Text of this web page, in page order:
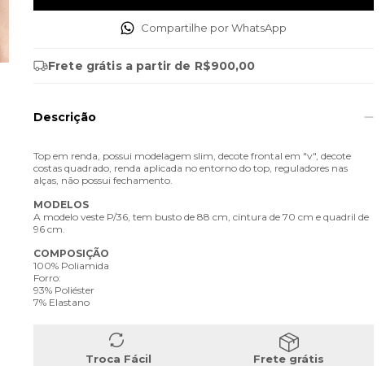
Compartilhe por WhatsApp
Frete grátis a partir de R$900,00
Descrição
Top em renda, possui modelagem slim, decote frontal em "v", decote
costas quadrado, renda aplicada no entorno do top, reguladores nas
alças, não possui fechamento.
MODELOS
A modelo veste P/36, tem busto de 88 cm, cintura de 70 cm e quadril de
96 cm.
COMPOSIÇÃO
100% Poliamida
Forro:
93% Poliéster
7% Elastano
Troca Fácil
Frete grátis